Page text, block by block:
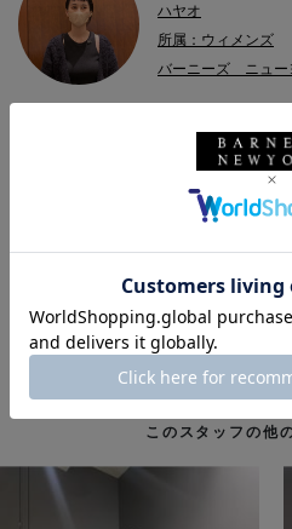
ハヤオ
所属：ウィメンズ
バーニーズ ニュー
＜バーニーズ ニューヨーク＞の透
バーニーズ ニューヨーク BARNEYS
スカート バーニーズ ニュー
このスタッフの他